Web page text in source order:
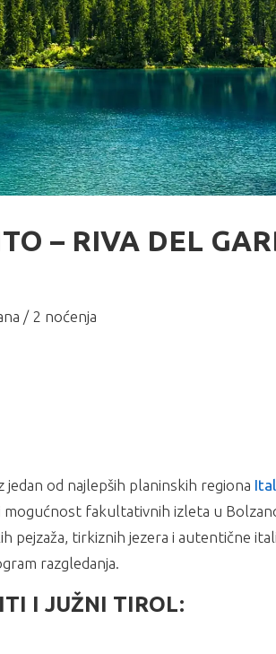
– RIVA DEL
/ 2 noćenja
od najlepših planinskih regiona
fakultativnih izleta u
pejzaža, tirkiznih jezera i autentične
razgledanja.
I JUŽNI TIROL: